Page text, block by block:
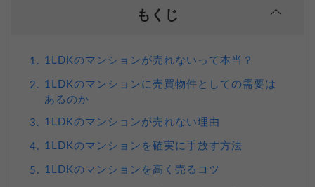
もくじ
1. 1LDKのマンションが売れないって本当？
2. 1LDKのマンションに売買物件としての需要は
あるのか
3. 1LDKのマンションが売れない理由
4. 1LDKのマンションを確実に手放す方法
5. 1LDKのマンションを高く売るコツ